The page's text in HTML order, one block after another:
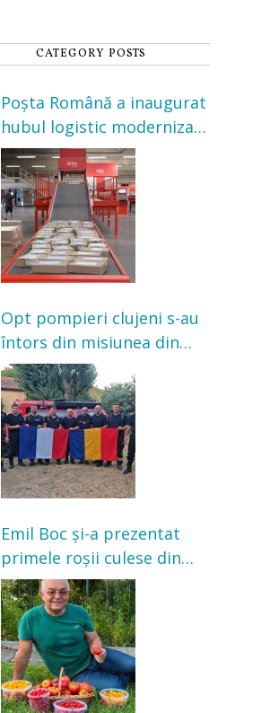
CATEGORY POSTS
Poșta Română a inaugurat
hubul logistic modernizat
din Cluj-Napoca. Investiție
de 3 milioane de euro
Opt pompieri clujeni s-au
întors din misiunea din
Franța. Au intervenit la
incendii de vegetație și
pădure
Emil Boc și-a prezentat
primele roșii culese din
grădină: „Niciun magazin
nu poate oferi această
satisfacție”